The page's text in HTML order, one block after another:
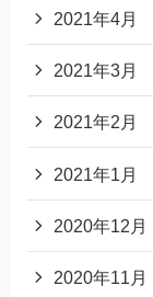
2021年4月
2021年3月
2021年2月
2021年1月
2020年12月
2020年11月